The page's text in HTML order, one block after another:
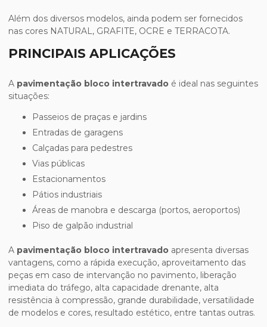
Além dos diversos modelos, ainda podem ser fornecidos
nas cores NATURAL, GRAFITE, OCRE e TERRACOTA.
PRINCIPAIS APLICAÇÕES
A pavimentação bloco intertravado é ideal nas seguintes
situações:
Passeios de praças e jardins
Entradas de garagens
Calçadas para pedestres
Vias públicas
Estacionamentos
Pátios industriais
Áreas de manobra e descarga (portos, aeroportos)
Piso de galpão industrial
A pavimentação bloco intertravado apresenta diversas
vantagens, como a rápida execução, aproveitamento das
peças em caso de intervanção no pavimento, liberação
imediata do tráfego, alta capacidade drenante, alta
resistência à compressão, grande durabilidade, versatilidade
de modelos e cores, resultado estético, entre tantas outras.